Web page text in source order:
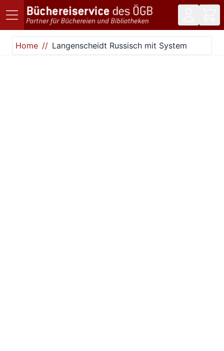
Direkt zum Inhalt
Home
Langenscheidt Russisch mit System